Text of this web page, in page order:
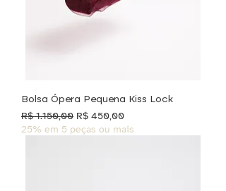
Bolsa Ópera Pequena Kiss Lock
Preço normal
R$ 1.150,00 Preço promocional
R$ 450,00
25% em 5 peças ou mais